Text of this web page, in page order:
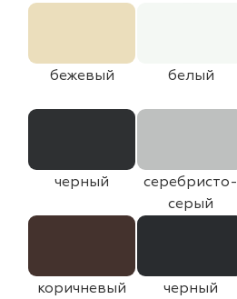
бежевый белый
черный
серебристо-
серый
коричневый
черный